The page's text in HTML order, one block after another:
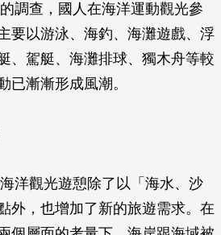
調查，國人在海洋運動觀光參
要以游泳、海釣、海灘遊戲、浮
、駕艇、海灘排球、獨木舟等較
已漸漸形成風潮。
洋觀光遊憩除了以「海水、沙
外，也增加了新的旅遊需求。在